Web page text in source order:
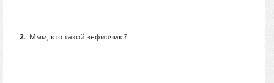
2. Ммм, кто такой зефирчик ?